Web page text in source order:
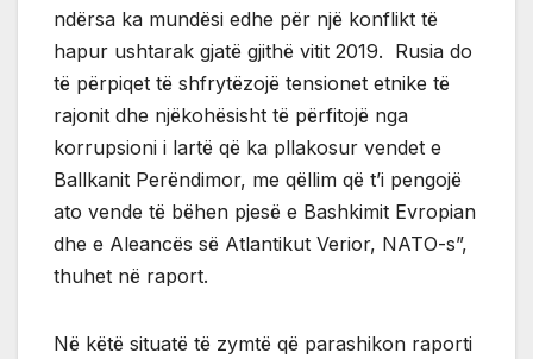
ndërsa ka mundësi edhe për një konflikt të
hapur ushtarak gjatë gjithë vitit 2019. Rusia do
të përpiqet të shfrytëzojë tensionet etnike të
rajonit dhe njëkohësisht të përfitojë nga
korrupsioni i lartë që ka pllakosur vendet e
Ballkanit Perëndimor, me qëllim që t’i pengojë
ato vende të bëhen pjesë e Bashkimit Evropian
dhe e Aleancës së Atlantikut Verior, NATO-s”,
thuhet në raport.
Në këtë situatë të zymtë që parashikon raporti